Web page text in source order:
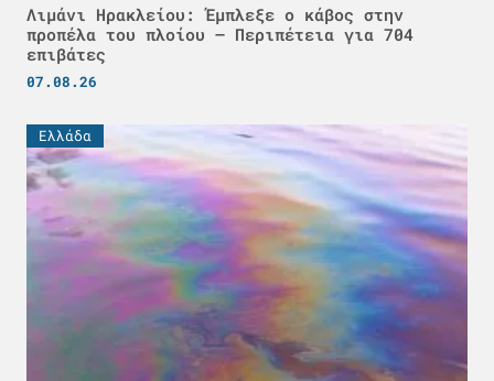
Λιμάνι Ηρακλείου: Έμπλεξε ο κάβος στην
προπέλα του πλοίου – Περιπέτεια για 704
επιβάτες
07.08.26
Ελλάδα